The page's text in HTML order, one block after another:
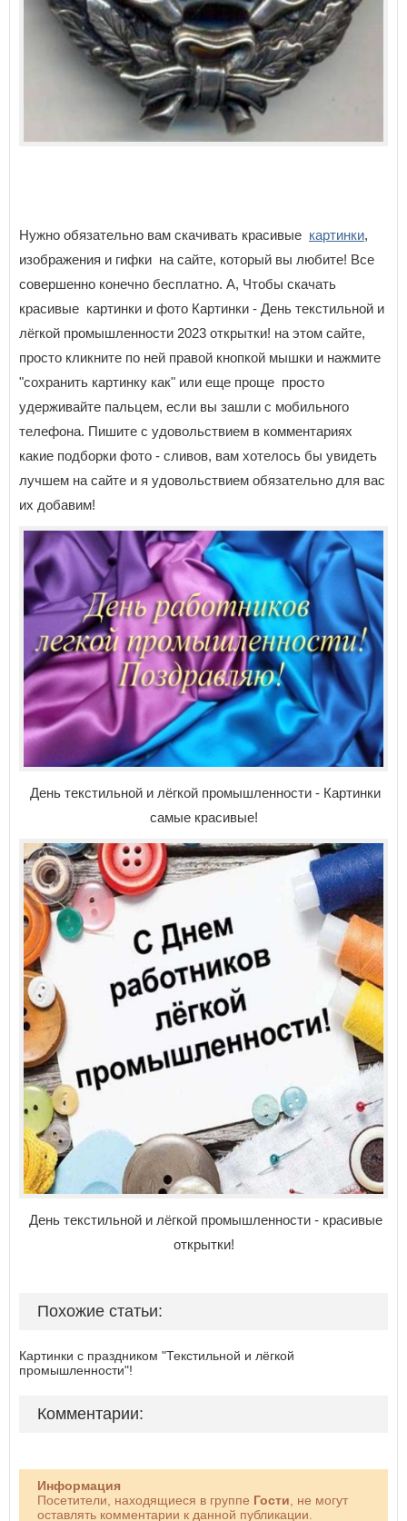
Нужно обязательно вам скачивать красивые картинки,
изображения и гифки на сайте, который вы любите! Все
совершенно конечно бесплатно. А, Чтобы скачать
красивые картинки и фото Картинки - День текстильной и
лёгкой промышленности 2023 открытки! на этом сайте,
просто кликните по ней правой кнопкой мышки и нажмите
"сохранить картинку как" или еще проще просто
удерживайте пальцем, если вы зашли с мобильного
телефона. Пишите с удовольствием в комментариях
какие подборки фото - сливов, вам хотелось бы увидеть
лучшем на сайте и я удовольствием обязательно для вас
их добавим!
День текстильной и лёгкой промышленности - Картинки
самые красивые!
День текстильной и лёгкой промышленности - красивые
открытки!
Похожие статьи:
Картинки с праздником "Текстильной и лёгкой
промышленности"!
Комментарии:
Информация
Посетители, находящиеся в группе Гости , не могут
оставлять комментарии к данной публикации.